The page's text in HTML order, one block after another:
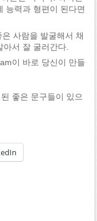
능력과 형편이 된다면
사람을 발굴해서 채
서 잘 굴러간다.
이 바로 당신이 만들
좋은 문구들이 있으